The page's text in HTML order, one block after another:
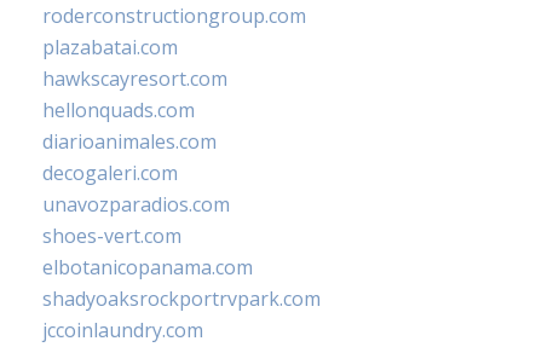
roderconstructiongroup.com
plazabatai.com
hawkscayresort.com
hellonquads.com
diarioanimales.com
decogaleri.com
unavozparadios.com
shoes-vert.com
elbotanicopanama.com
shadyoaksrockportrvpark.com
jccoinlaundry.com